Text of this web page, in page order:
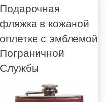
Подарочная
фляжка в кожаной
оплетке с эмблемой
Пограничной
Службы